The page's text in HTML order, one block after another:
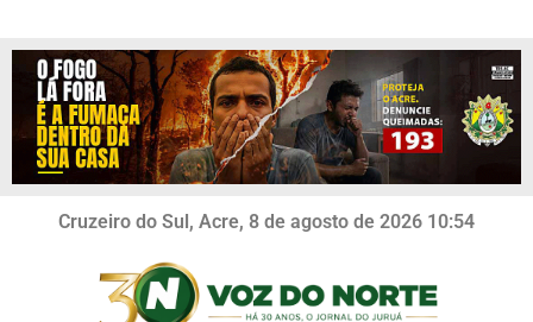
Cruzeiro do Sul, Acre, 8 de agosto de 2026 10:54